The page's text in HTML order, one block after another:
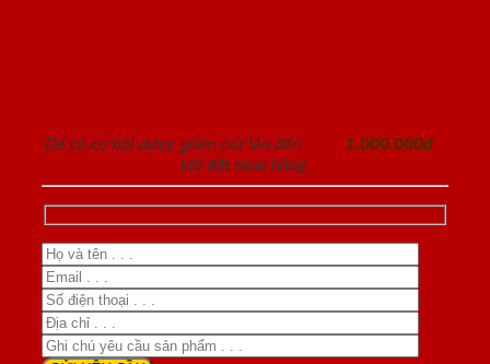
Để có cơ hội được giảm trừ lên đến
1.000.000đ
khi đặt mua hàng.